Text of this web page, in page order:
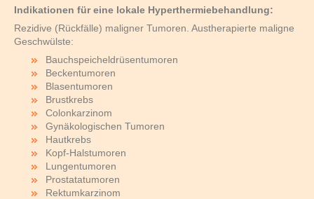
Indikationen für eine lokale Hyperthermiebehandlung:
Rezidive (Rückfälle) maligner Tumoren. Austherapierte maligne
Geschwülste:
Bauchspeicheldrüsentumoren
Beckentumoren
Blasentumoren
Brustkrebs
Colonkarzinom
Gynäkologischen Tumoren
Hautkrebs
Kopf-Halstumoren
Lungentumoren
Prostatatumoren
Rektumkarzinom